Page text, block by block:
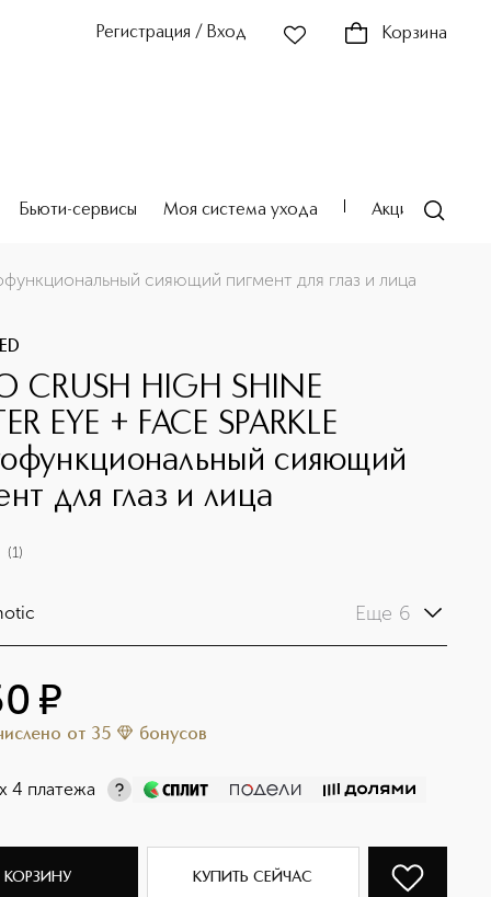
Регистрация / Вход Корзина
Бьюти-сервисы Моя система ухода Акции
сияющий пигмент для глаз и лица
CRUSH HIGH SHINE
EYE + FACE SPARKLE
сияющий
для глаз и лица
(1)
Еще 6
¤
от 35 бонусов
х 4 платежа
КОРЗИНУ КУПИТЬ СЕЙЧАС